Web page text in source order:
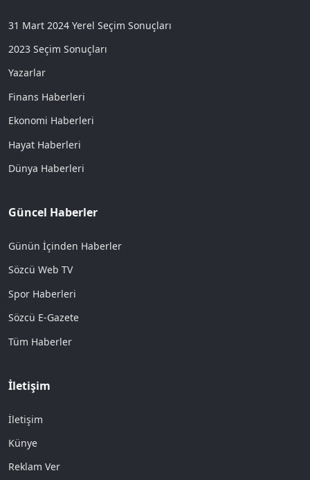
31 Mart 2024 Yerel Seçim Sonuçları
2023 Seçim Sonuçları
Yazarlar
Finans Haberleri
Ekonomi Haberleri
Hayat Haberleri
Dünya Haberleri
Güncel Haberler
Günün İçinden Haberler
Sözcü Web TV
Spor Haberleri
Sözcü E-Gazete
Tüm Haberler
İletişim
İletişim
Künye
Reklam Ver